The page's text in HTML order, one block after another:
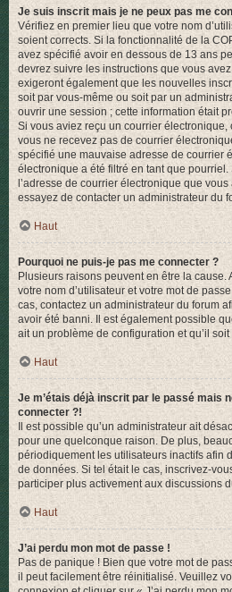
Je suis inscrit mais je ne peux pas me
Vérifiez en premier lieu que votre nom
soient corrects. Si la fonctionnalité de la
avez spécifié avoir en dessous de 13 ans
devrez suivre les instructions que vous
exigeront également que les nouvelles
soit par vous-même ou soit par un
ouvrir une session ; cette information était
Si vous aviez reçu un courrier électronique,
vous ne recevez pas de courrier
spécifié une mauvaise adresse de courrier
électronique a été filtré en tant que
l’adresse de courrier électronique que
essayez de contacter un administrateur du
Haut
Pourquoi ne puis-je pas me connecter ?
Plusieurs raisons peuvent en être la cause.
votre nom d’utilisateur et votre mot de
cas, contactez un administrateur du forum
avoir été banni. Il est également possible
ait un problème de configuration et qu’il
Haut
Je m’étais déjà inscrit par le passé mais
connecter ?!
Il est possible qu’un administrateur ait
pour une quelconque raison. De plus,
périodiquement les utilisateurs inactifs afin
de données. Si tel était le cas, inscrivez-
participer plus activement aux discussions
Haut
J’ai perdu mon mot de passe !
Pas de panique ! Bien que votre mot de
il peut facilement être réinitialisé. Veuillez